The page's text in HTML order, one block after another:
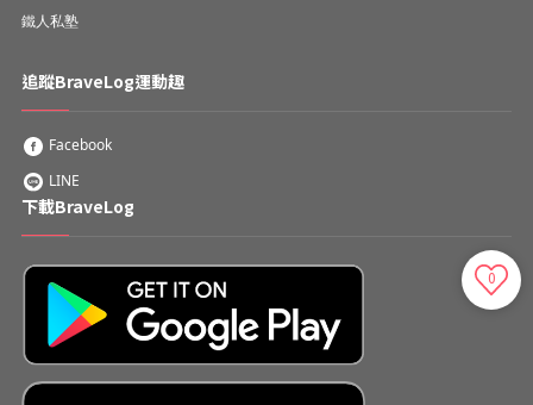
0
鐵人私塾
追蹤BraveLog運動趣
Facebook
LINE
下載BraveLog